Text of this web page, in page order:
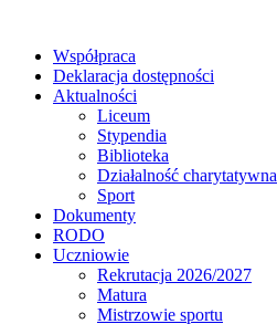
Współpraca
Deklaracja dostępności
Aktualności
Liceum
Stypendia
Biblioteka
Działalność charytatywna
Sport
Dokumenty
RODO
Uczniowie
Rekrutacja 2026/2027
Matura
Mistrzowie sportu